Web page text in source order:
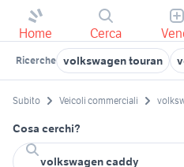
Home Cerca
Ricerche volkswagen touran
Subito Veicoli commerciali
Cosa cerchi?